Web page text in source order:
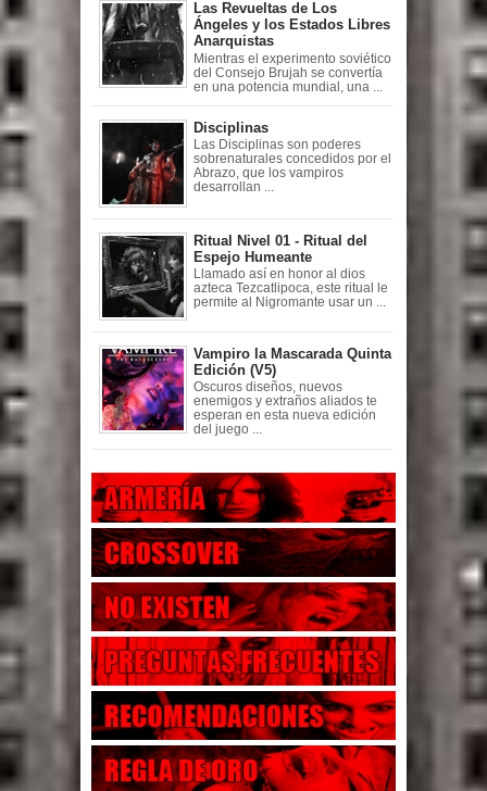
Las Revueltas de Los
Ángeles y los Estados Libres
Anarquistas
Mientras el experimento soviético
del Consejo Brujah se convertía
en una potencia mundial, una ...
Disciplinas
Las Disciplinas son poderes
sobrenaturales concedidos por el
Abrazo, que los vampiros
desarrollan ...
Ritual Nivel 01 - Ritual del
Espejo Humeante
Llamado así en honor al dios
azteca Tezcatlipoca, este ritual le
permite al Nigromante usar un ...
Vampiro la Mascarada Quinta
Edición (V5)
Oscuros diseños, nuevos
enemigos y extraños aliados te
esperan en esta nueva edición
del juego ...